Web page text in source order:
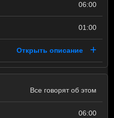
06:00
01:00
Открыть описание
Все говорят об этом
06:00